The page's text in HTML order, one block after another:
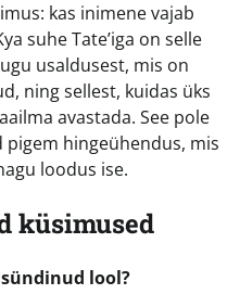
kas inimene vajab
suhe Tate’iga on selle
usaldusest, mis on
ning sellest, kuidas üks
avastada. See pole
hingeühendus, mis
loodus ise.
küsimused
lool?